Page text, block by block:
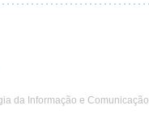
da Informação e Comunicação